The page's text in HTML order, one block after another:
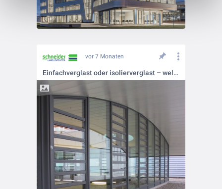
vor 7 Monaten
Einfachverglast oder isolierverglast – welches Glasprofil passt zum Projekt?